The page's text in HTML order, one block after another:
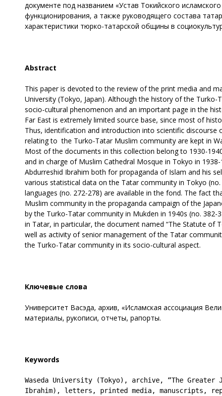
документе под названием «Устав Токийского
функционирования, а также руководящего состава
характеристики тюрко-татарской общины в
Abstract
This paper is devoted to the review of the print media and
University (Tokyo, Japan). Although the history of the
socio-cultural phenomenon and an important page in the
Far East is extremely limited source base, since most of
Thus, identification and introduction into scientific
relating to the Turko-Tatar Muslim community are kept in
Most of the documents in this collection belong to 1930-
and in charge of Muslim Cathedral Mosque in Tokyo in
Abdurreshid Ibrahim both for propaganda of Islam and his
various statistical data on the Tatar community in Tokyo
languages (no. 272-278) are available in the fond. The fact
Muslim community in the propaganda campaign of the
by the Turko-Tatar community in Mukden in 1940s (no.
in Tatar, in particular, the document named “The Statute of
well as activity of senior management of the Tatar
the Turko-Tatar community in its socio-cultural aspect.
Ключевые слова
Университет Васэда, архив, «Исламская ассоциация
материалы, рукописи, отчеты, рапорты.
Keywords
Waseda University (Tokyo), archive, “The Greater
Ibrahim), letters, printed media, manuscripts,